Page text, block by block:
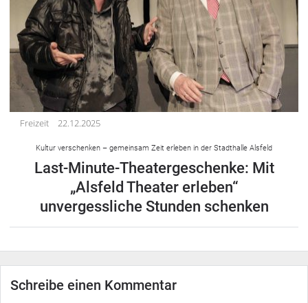
Freizeit 22.12.2025
Kultur verschenken – gemeinsam Zeit erleben in der Stadthalle Alsfeld
Last-Minute-Theatergeschenke: Mit
„Alsfeld Theater erleben“
unvergessliche Stunden schenken
Schreibe einen Kommentar